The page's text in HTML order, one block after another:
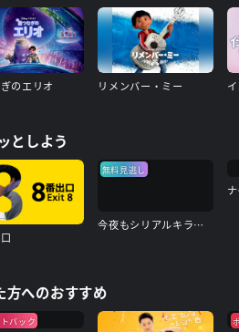
のエリオ リメンバー・ミー
としよう
無料見逃し
今夜もシリアルキラーと待ち合わせ
方へのおすすめ
バック